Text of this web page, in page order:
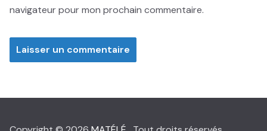
navigateur pour mon prochain commentaire.